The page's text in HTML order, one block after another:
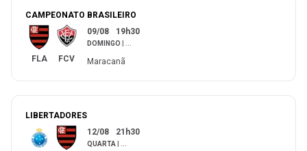
CAMPEONATO BRASILEIRO
FLA FCV
09/08 19h30
DOMINGO
Maracanã
LIBERTADORES
12/08 21h30
QUARTA